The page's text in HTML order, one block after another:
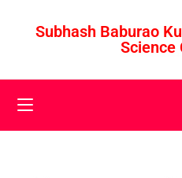
Subhash Baburao
Science